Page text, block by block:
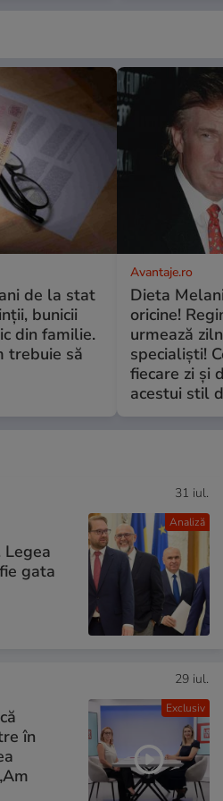
de la stat
bunicii
din familie.
trebuie să
Avantaje.ro
Dieta
oricine!
urmează
specialiști!
fiecare zi și
acestui stil
Analiză
31 iul.
Legea
gata
Exclusiv
29 iul.
în